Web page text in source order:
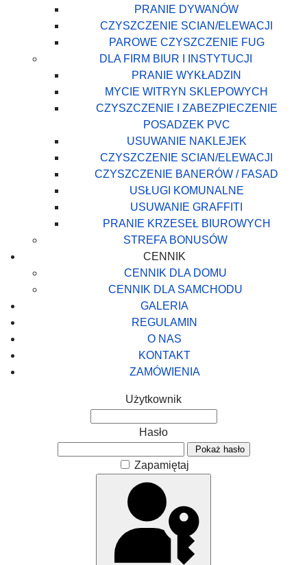
PRANIE DYWANÓW
CZYSZCZENIE SCIAN/ELEWACJI
PAROWE CZYSZCZENIE FUG
DLA FIRM BIUR I INSTYTUCJI
PRANIE WYKŁADZIN
MYCIE WITRYN SKLEPOWYCH
CZYSZCZENIE I ZABEZPIECZENIE
POSADZEK PVC
USUWANIE NAKLEJEK
CZYSZCZENIE SCIAN/ELEWACJI
CZYSZCZENIE BANERÓW / FASAD
USŁUGI KOMUNALNE
USUWANIE GRAFFITI
PRANIE KRZESEŁ BIUROWYCH
STREFA BONUSÓW
CENNIK
CENNIK DLA DOMU
CENNIK DLA SAMCHODU
GALERIA
REGULAMIN
O NAS
KONTAKT
ZAMÓWIENIA
Użytkownik
Hasło
Pokaż hasło
Zapamiętaj